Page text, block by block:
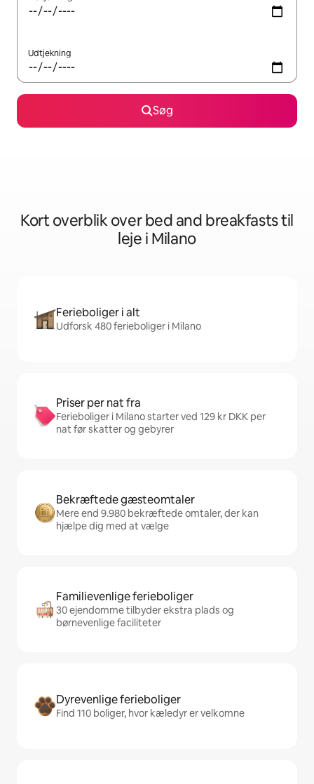
Udtjekning
Søg
Kort overblik over bed and breakfasts til
leje i Milano
Ferieboliger i alt
Udforsk 480 ferieboliger i Milano
Priser per nat fra
Ferieboliger i Milano starter ved 129 kr DKK per
nat før skatter og gebyrer
Bekræftede gæsteomtaler
Mere end 9.980 bekræftede omtaler, der kan
hjælpe dig med at vælge
Familievenlige ferieboliger
30 ejendomme tilbyder ekstra plads og
børnevenlige faciliteter
Dyrevenlige ferieboliger
Find 110 boliger, hvor kæledyr er velkomne